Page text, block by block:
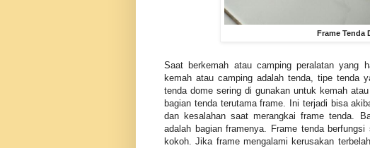
Frame Tenda
Saat berkemah atau camping peralatan yang
kemah atau camping adalah tenda, tipe tenda
tenda dome sering di gunakan untuk kemah
bagian tenda terutama frame. Ini terjadi bisa
dan kesalahan saat merangkai frame tenda.
adalah bagian framenya. Frame tenda
kokoh. Jika frame mengalami kerusakan